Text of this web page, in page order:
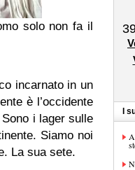
solo non fa il
incarnato in un
è l’occidente
i lager sulle
Siamo noi
La sua sete.
I